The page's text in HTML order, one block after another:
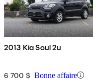
2013 Kia Soul 2u
6 700 $ Bonne affaire